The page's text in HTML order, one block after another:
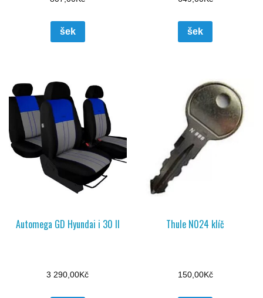
šek šek
Automega GD Hyundai i 30 II
3 290,00Kč
Thule N024 klíč
150,00Kč